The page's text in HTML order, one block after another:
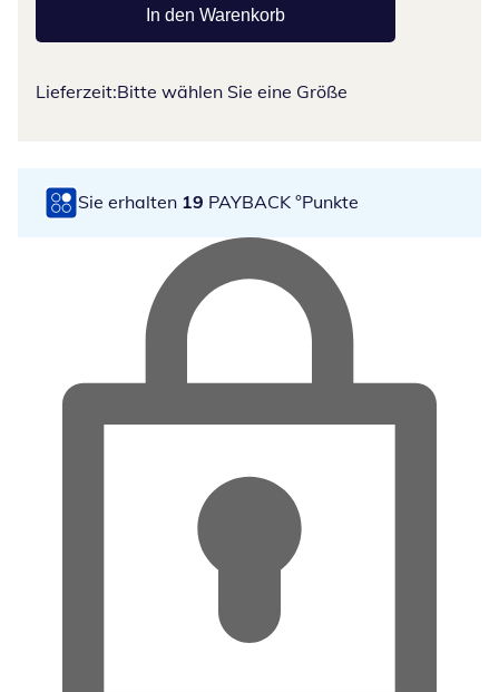
In den Warenkorb
Lieferzeit:Bitte wählen Sie eine Größe
Sie erhalten 19 PAYBACK °Punkte